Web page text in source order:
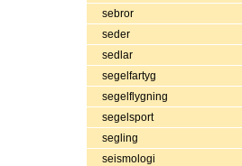
sebror
seder
sedlar
segelfartyg
segelflygning
segelsport
segling
seismologi